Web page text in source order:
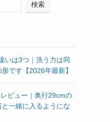
検索
いは3つ｜洗う力は同
です【2026年最新】
ビュー｜奥行29cmの
一緒に入るようにな